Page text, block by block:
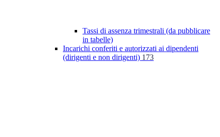
Tassi di assenza trimestrali (da pubblicare
in tabelle)
Incarichi conferiti e autorizzati ai dipendenti
(dirigenti e non dirigenti) 173